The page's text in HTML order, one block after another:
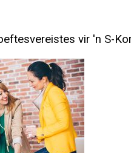
vir 'n S-